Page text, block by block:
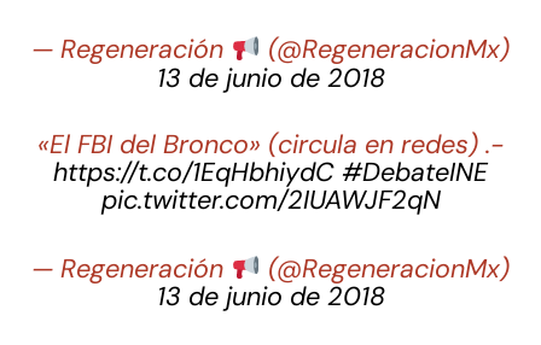
— Regeneración
󠁲 (@RegeneracionMx)
13 de junio de 2018
«El FBI del Bronco» (circula en redes) .-
https://t.co/1EqHbhiydC #DebateINE
pic.twitter.com/2IUAWJF2qN
— Regeneración
󠁲 (@RegeneracionMx)
13 de junio de 2018